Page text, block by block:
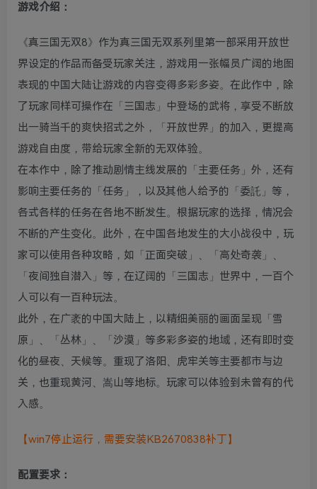
游戏介绍：
《真三国无双8》作为真三国无双系列里第一部采用开放世
界设定的作品而备受玩家关注，游戏用一张幅员广阔的地图
表现的中国大陆让游戏的内容变得多彩多姿。在此作中，除
了玩家同样可操作在「三国志」中登场的武将，享受不断放
出一骑当千的爽快招式之外，「开放世界」的加入，更提高
游戏自由度，带给玩家全新的无双体验。
在本作中，除了推动剧情主线发展的「主要任务」外，还有
影响主要任务的「任务」，以及其他人给予的「委託」等，
各式各样的任务在各地不断发生。根据玩家的选择，情况会
不断的产生变化。此外，在中国各地发生的大小战役中，玩
家可以使用各种攻略，如「正面突破」、「高处奇袭」、
「夜间独自潜入」等，在辽阔的「三国志」世界中，一百个
人可以有一百种玩法。
此外，在广袤的中国大陆上，以精细美丽的画面呈现「雪
原」、「丛林」、「沙漠」等多彩多姿的地域，还有即时变
化的昼夜、天候等。重现了洛阳、虎牢关等主要都市与边
关，也重现黄河、嵩山等地标。玩家可以体验到未曾有的代
入感。
【win7停止运行，需要安装KB2670838补丁】
配置要求：